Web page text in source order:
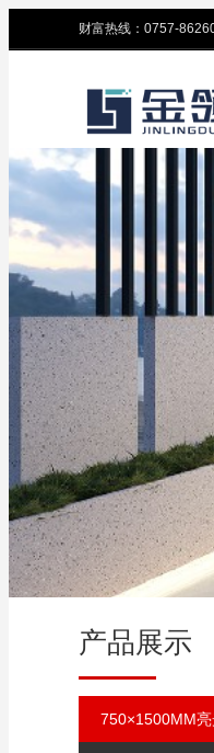
财富热线：0757-
产品展示
750×1500MM亮